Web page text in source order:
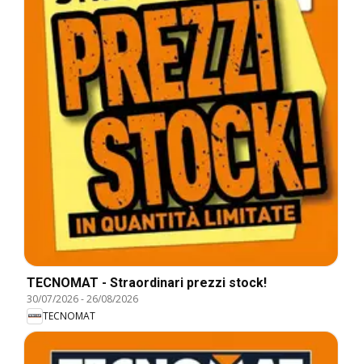
TECNOMAT - Straordinari prezzi stock!
30/07/2026-26/08/2026
TECNOMAT